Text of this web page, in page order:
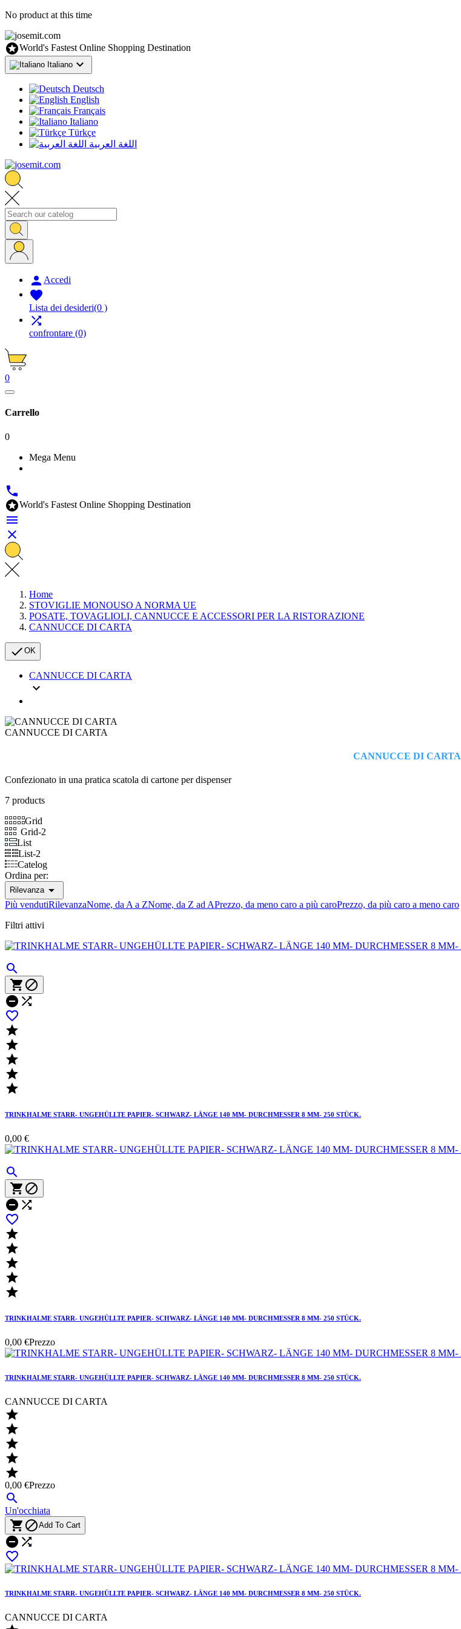
No product at this time
World's Fastest Online Shopping Destination
Italiano 
Deutsch
English
Français
Italiano
Türkçe
اللغة العربية
 Accedi

Lista dei desideri(0 )

confrontare (0)
0
Carrello
0
Mega Menu

World's Fastest Online Shopping Destination


Home
STOVIGLIE MONOUSO A NORMA UE
POSATE, TOVAGLIOLI, CANNUCCE E ACCESSORI PER LA RISTORAZIONE
CANNUCCE DI CARTA
 OK
CANNUCCE DI CARTA

CANNUCCE DI CARTA
CANNUCCE DI CARTA
Confezionato in una pratica scatola di cartone per dispenser
7 products
Grid
Grid-2
List
List-2
Catelog
Ordina per:
Rilevanza
Più vendutiRilevanzaNome, da A a ZNome, da Z ad APrezzo, da meno caro a più caroPrezzo, da più caro a meno caro
Filtri attivi

 
 






TRINKHALME STARR- UNGEHÜLLTE PAPIER- SCHWARZ- LÄNGE 140 MM- DURCHMESSER 8 MM- 250 STÜCK.
0,00 €

 
 






TRINKHALME STARR- UNGEHÜLLTE PAPIER- SCHWARZ- LÄNGE 140 MM- DURCHMESSER 8 MM- 250 STÜCK.
0,00 €Prezzo
TRINKHALME STARR- UNGEHÜLLTE PAPIER- SCHWARZ- LÄNGE 140 MM- DURCHMESSER 8 MM- 250 STÜCK.
CANNUCCE DI CARTA





0,00 €Prezzo

Un'occhiata
 Add To Cart
 

TRINKHALME STARR- UNGEHÜLLTE PAPIER- SCHWARZ- LÄNGE 140 MM- DURCHMESSER 8 MM- 250 STÜCK.
CANNUCCE DI CARTA